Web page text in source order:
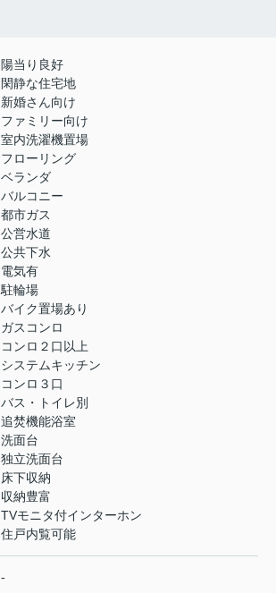
陽当り良好
閑静な住宅地
新婚さん向け
ファミリー向け
室内洗濯機置場
フローリング
ベランダ
バルコニー
都市ガス
公営水道
公共下水
電気有
駐輪場
バイク置場あり
ガスコンロ
コンロ２口以上
システムキッチン
コンロ３口
バス・トイレ別
追焚機能浴室
洗面台
独立洗面台
床下収納
収納豊富
TVモニタ付インターホン
住戸内覧可能
-